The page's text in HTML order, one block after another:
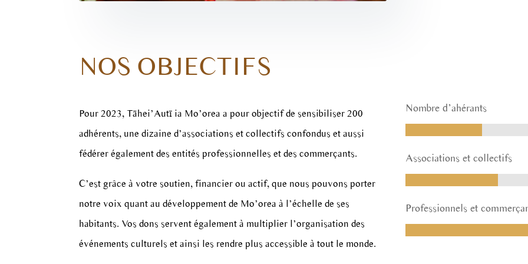
NOS OBJECTIFS
Pour 2023, Tāhei’Autī ia Mo’orea a pour objectif de sensibiliser 200
adhérents, une dizaine d’associations et collectifs confondus et aussi
fédérer également des entités professionnelles et des commerçants.
C’est grâce à votre soutien, financier ou actif, que nous pouvons porter
notre voix quant au développement de Mo’orea à l’échelle de ses
habitants. Vos dons servent également à multiplier l’organisation des
événements culturels et ainsi les rendre plus accessible à tout le monde.
Nombre d’ahérants
Associations et collectifs
Professionnels et